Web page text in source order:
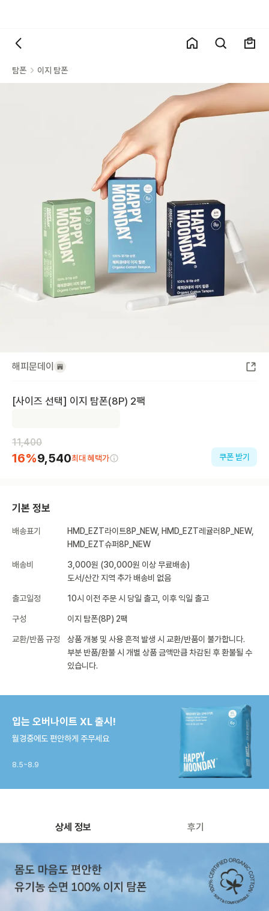
탐폰 이지 탐폰
해피문데이
[사이즈 선택] 이지 탐폰(8P) 2팩
11,400
16%9,540최대 혜택가 쿠폰 받기
기본 정보
배송표기
HMD_EZT라이트8P_NEW, HMD_EZT레귤러8P_NEW,
HMD_EZT슈퍼8P_NEW
배송비
3,000원 (30,000원 이상 무료배송)
도서/산간 지역 추가 배송비 없음
출고일정 10시 이전 주문 시 당일 출고, 이후 익일 출고
구성 이지 탐폰(8P) 2팩
교환/반품 규정
상품 개봉 및 사용 흔적 발생 시 교환/반품이 불가합니다.
부분 반품/환불 시 개별 상품 금액만큼 차감된 후 환불될 수
있습니다.
입는 오버나이트 XL 출시!
월경중에도 편안하게 주무세요
8.5~8.9
상세 정보 후기